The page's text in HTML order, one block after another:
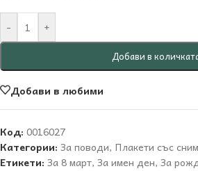
- +
Добави в
Добави в любими
Код: 0016027
Категории: За поводи, Плакети със
Етикети: За 8 март, За имен ден, За